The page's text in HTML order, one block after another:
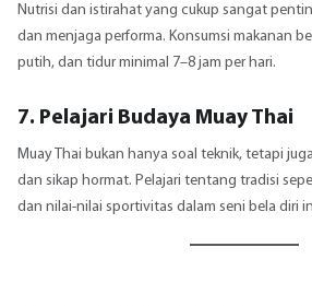
Nutrisi dan istirahat yang cukup sangat
dan menjaga performa. Konsumsi makanan
putih, dan tidur minimal 7–8 jam per hari.
7. Pelajari Budaya Muay Thai
Muay Thai bukan hanya soal teknik, tetapi
dan sikap hormat. Pelajari tentang tradisi
dan nilai-nilai sportivitas dalam seni bela diri